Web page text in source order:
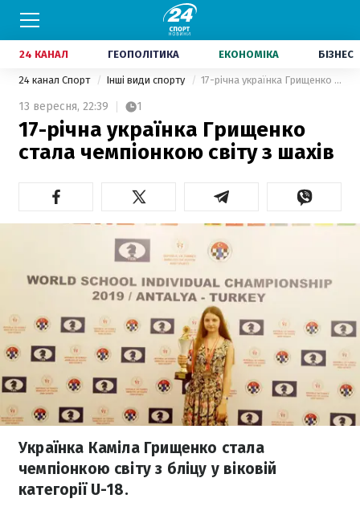
24 КАНАЛ ГЕОПОЛІТИКА ЕКОНОМІКА БІЗНЕС
24 канал Спорт Інші види спорту 17-річна українка Грищенко стала чемпіонкою світу з шахів
13 вересня, 22:39 1
17-річна українка Грищенко
стала чемпіонкою світу з шахів
Українка Каміла Грищенко стала
чемпіонкою світу з бліцу у віковій
категорії U-18.